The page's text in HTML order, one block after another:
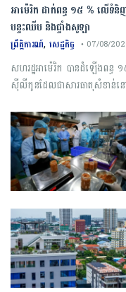
អាម៉េរិក ដាក់ពន្ធ ១៥ % លើ
បន្ទះឈីប និងផ្ទាំងសូឡា
ព្រឹត្តិការណ៍, សេដ្ឋកិច្ច • 07/08/
សហរដ្ឋអាម៉េរិក បានដំឡើងព
ស៊ីលីកូនដែលជាសារធាតុសំខាន់ន